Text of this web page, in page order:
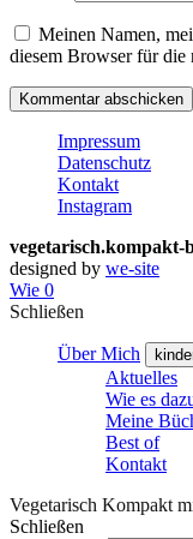
Meinen Namen,
diesem Browser für die
Impressum
Datenschutz
Kontakt
Instagram
vegetarisch.kompakt-
designed by we-site
Wie 0
Schließen
Über Mich
Aktuelles
Wie es
Meine
Best of
Kontakt
Vegetarisch Kompakt
Schließen